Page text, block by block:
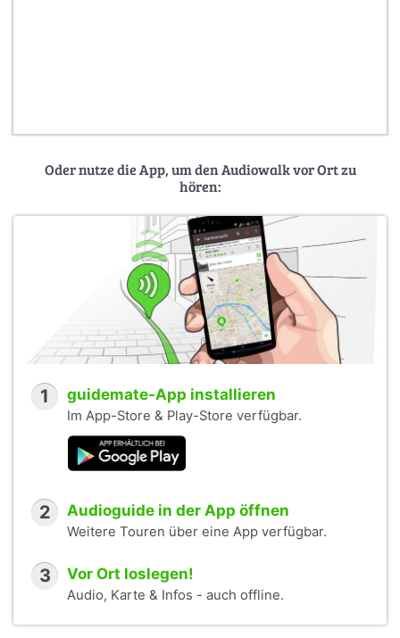
Oder nutze die App, um den Audiowalk vor Ort zu
hören:
1 guidemate-App installieren
Im App-Store & Play-Store verfügbar.
2 Audioguide in der App öffnen
Weitere Touren über eine App verfügbar.
3 Vor Ort loslegen!
Audio, Karte & Infos - auch offline.